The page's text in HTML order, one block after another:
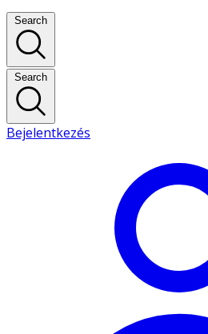
Search
Search
Bejelentkezés